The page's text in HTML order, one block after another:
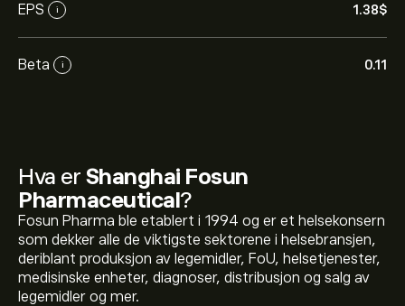
EPS i 1.38‎$‎
Beta i 0.11
Hva er Shanghai Fosun
Pharmaceutical?
Fosun Pharma ble etablert i 1994 og er et helsekonsern
som dekker alle de viktigste sektorene i helsebransjen,
deriblant produksjon av legemidler, FoU, helsetjenester,
medisinske enheter, diagnoser, distribusjon og salg av
legemidler og mer.